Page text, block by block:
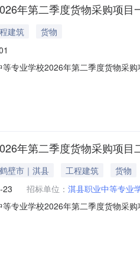
年第二季度货物采购项目
建筑
货物
专业学校2026年第二季度货物采
年第二季度货物采购项目
壁市｜淇县 工程建筑
货物
23 招标单位： 淇县职业中等专业
专业学校2026年第二季度货物采
取招标文件，并于2026年07月22